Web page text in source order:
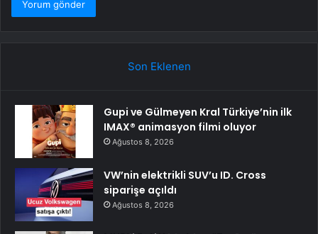
Son Eklenen
Gupi ve Gülmeyen Kral Türkiye’nin ilk
IMAX® animasyon filmi oluyor
Ağustos 8, 2026
VW’nin elektrikli SUV’u ID. Cross
siparişe açıldı
Ağustos 8, 2026